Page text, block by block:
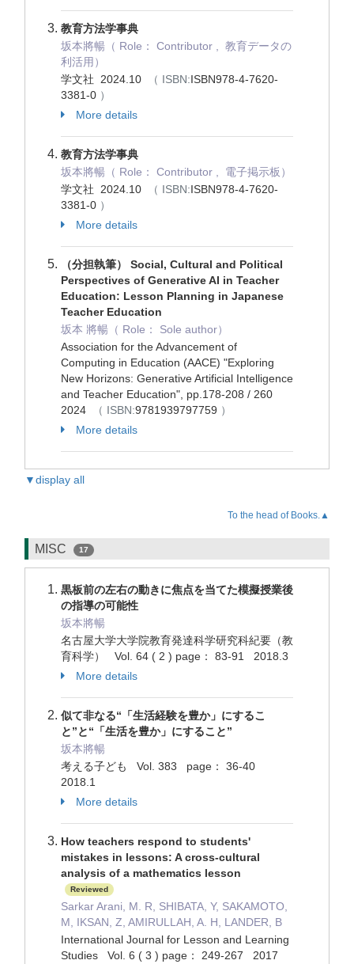
教育方法学事典
坂本將暢（ Role： Contributor , 教育データの
利活用）
学文社 2024.10
（ ISBN:ISBN978-4-7620-
3381-0 ）
More details
教育方法学事典
坂本將暢（ Role： Contributor , 電子掲示板）
学文社 2024.10
（ ISBN:ISBN978-4-7620-
3381-0 ）
More details
（分担執筆） Social, Cultural and Political
Perspectives of Generative AI in Teacher
Education: Lesson Planning in Japanese
Teacher Education
坂本 將暢（ Role： Sole author）
Association for the Advancement of
Computing in Education (AACE) "Exploring
New Horizons: Generative Artificial Intelligence
and Teacher Education", pp.178-208 / 260
2024
（ ISBN:9781939797759 ）
More details
▼display all
To the head of Books.▲
MISC 17
黒板前の左右の動きに焦点を当てた模擬授業後
の指導の可能性
坂本將暢
名古屋大学大学院教育発達科学研究科紀要（教
育科学） Vol. 64 ( 2 ) page： 83-91 2018.3
More details
似て非なる“「生活経験を豊か」にするこ
と”と“「生活を豊か」にすること”
坂本將暢
考える子ども Vol. 383 page： 36-40
2018.1
More details
How teachers respond to students'
mistakes in lessons: A cross-cultural
analysis of a mathematics lesson
Reviewed
Sarkar Arani, M. R, SHIBATA, Y, SAKAMOTO,
M, IKSAN, Z, AMIRULLAH, A. H, LANDER, B
International Journal for Lesson and Learning
Studies Vol. 6 ( 3 ) page： 249-267 2017